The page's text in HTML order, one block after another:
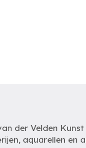
der Velden
aquarellen en